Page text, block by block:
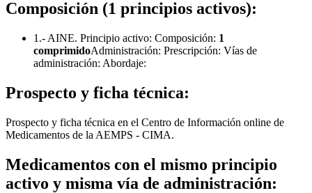
Composición (1 principios activos):
1.- AINE. Principio activo: Composición: 1
comprimidoAdministración: Prescripción: Vías de
administración: Abordaje:
Prospecto y ficha técnica:
Prospecto y ficha técnica en el Centro de Información online de
Medicamentos de la AEMPS - CIMA.
Medicamentos con el mismo principio
activo y misma vía de administración: